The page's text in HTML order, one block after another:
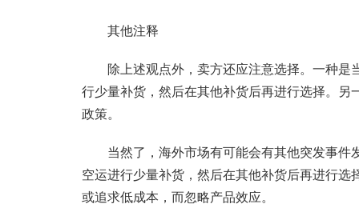
其他注释
除上述观点外，卖方还应注意选择。一种是
行少量补货，然后在其他补货后再进行选择。
政策。
当然了，海外市场有可能会有其他突发事件
空运进行少量补货，然后在其他补货后再进行
或追求低成本，而忽略产品效应。